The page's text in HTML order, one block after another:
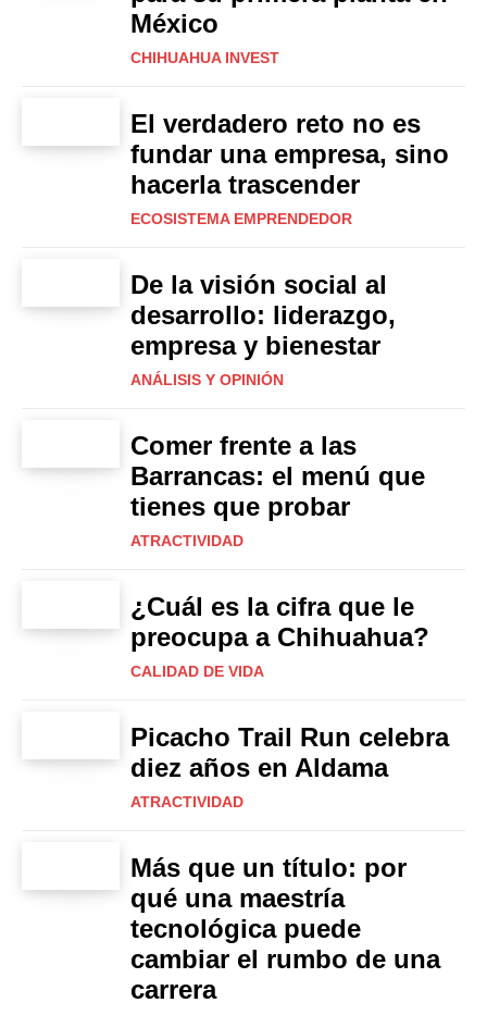
México
CHIHUAHUA INVEST
El verdadero reto no es
fundar una empresa, sino
hacerla trascender
ECOSISTEMA EMPRENDEDOR
De la visión social al
desarrollo: liderazgo,
empresa y bienestar
ANÁLISIS Y OPINIÓN
Comer frente a las
Barrancas: el menú que
tienes que probar
ATRACTIVIDAD
¿Cuál es la cifra que le
preocupa a Chihuahua?
CALIDAD DE VIDA
Picacho Trail Run celebra
diez años en Aldama
ATRACTIVIDAD
Más que un título: por
qué una maestría
tecnológica puede
cambiar el rumbo de una
carrera